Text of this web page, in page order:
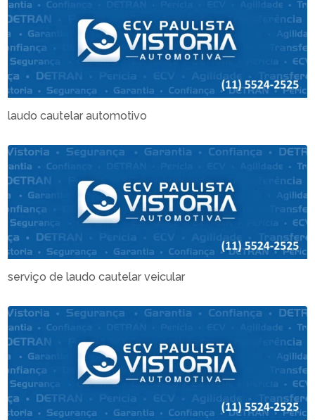
laudo cautelar automotivo
serviço de laudo cautelar veicular